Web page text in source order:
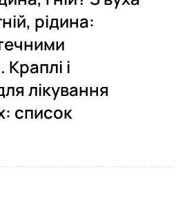
рідина:
і
лікування
список